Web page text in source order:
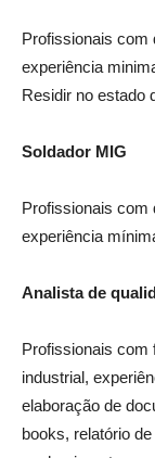
Profissionais com
experiência
Residir no estado
Soldador MIG
Profissionais com
experiência
Analista de
Profissionais com
industrial,
elaboração de
books, relatório